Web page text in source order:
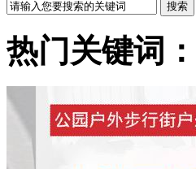
热门关键词：